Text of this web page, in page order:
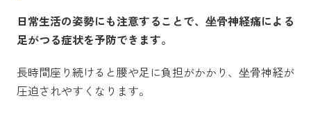
日常生活の姿勢にも注意することで、坐骨神経痛による
足がつる症状を予防できます。
長時間座り続けると腰や足に負担がかかり、坐骨神経が
圧迫されやすくなります。